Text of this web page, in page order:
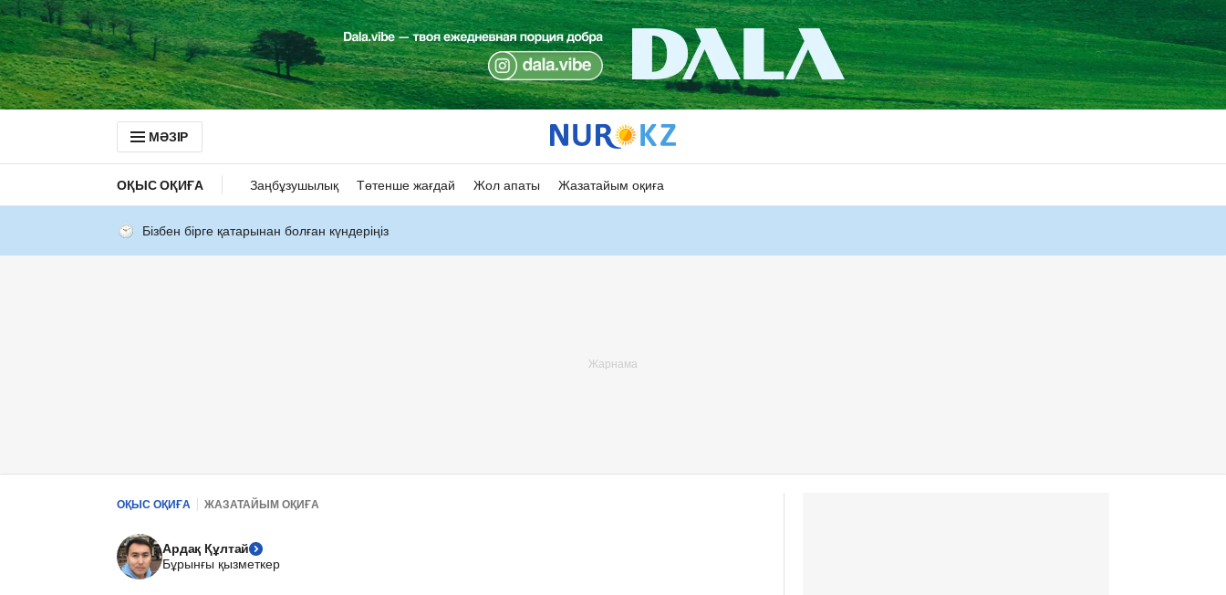
МӘЗІР
ОҚЫС ОҚИҒА Заңбұзушылық Төтенше жағдай Жол апаты Жазатайым оқиға
Бізбен бірге қатарынан болған күндеріңіз
ОҚЫС ОҚИҒА ЖАЗАТАЙЫМ ОҚИҒА
Ардақ Құлтай
Бұрынғы қызметкер